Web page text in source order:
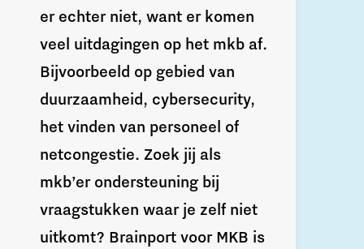
er echter niet, want er komen
veel uitdagingen op het mkb af.
Bijvoorbeeld op gebied van
duurzaamheid, cybersecurity,
het vinden van personeel of
netcongestie. Zoek jij als
mkb’er ondersteuning bij
vraagstukken waar je zelf niet
uitkomt? Brainport voor MKB is